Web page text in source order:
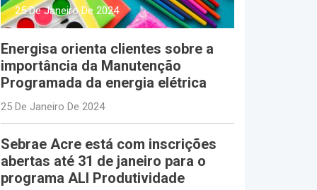
25 De Janeiro De 2024
Energisa orienta clientes sobre a
importância da Manutenção
Programada da energia elétrica
25 De Janeiro De 2024
Sebrae Acre está com inscrições
abertas até 31 de janeiro para o
programa ALI Produtividade